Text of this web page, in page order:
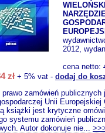
2012,
cena netto:
zł + 5% vat - dodaj do
prawo zamówień publicznych
Unii Europejskiej
książki jest krytyczne
systemu zamówień
Autor dokonuje nie...